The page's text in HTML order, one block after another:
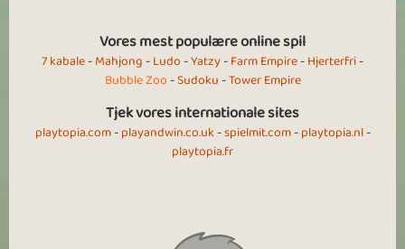
Vores mest populære online spil
7 kabale-Mahjong-Ludo-Yatzy-Farm Empire-Hjerterfri-
Bubble Zoo-Sudoku-Tower Empire
Tjek vores internationale sites
playtopia.com-playandwin.co.uk-spielmit.com-playtopia.nl-
playtopia.fr